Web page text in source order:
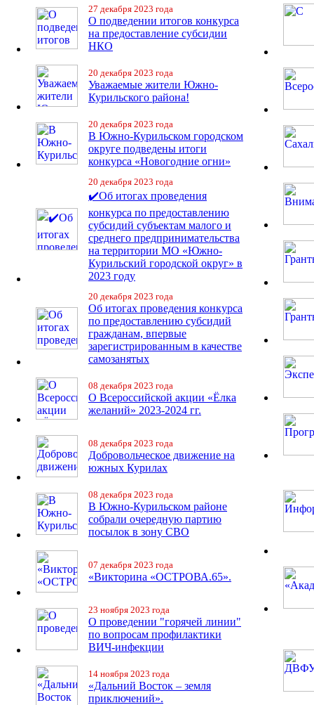
27 декабря 2023 года
О подведении итогов конкурса
на предоставление субсидии
НКО
20 декабря 2023 года
Уважаемые жители Южно-
Курильского района!
20 декабря 2023 года
В Южно-Курильском городском
округе подведены итоги
конкурса «Новогодние огни»
20 декабря 2023 года
✔️Об итогах проведения
конкурса по предоставлению
субсидий субъектам малого и
среднего предпринимательства
на территории МО «Южно-
Курильский городской округ» в
2023 году
20 декабря 2023 года
Об итогах проведения конкурса
по предоставлению субсидий
гражданам, впервые
зарегистрированным в качестве
самозанятых
08 декабря 2023 года
О Всероссийской акции «Ёлка
желаний» 2023-2024 гг.
08 декабря 2023 года
Добровольческое движение на
южных Курилах
08 декабря 2023 года
В Южно-Курильском районе
собрали очередную партию
посылок в зону СВО
07 декабря 2023 года
«Викторина «ОСТРОВА.65».
23 ноября 2023 года
О проведении "горячей линии"
по вопросам профилактики
ВИЧ-инфекции
14 ноября 2023 года
«Дальний Восток – земля
приключений».